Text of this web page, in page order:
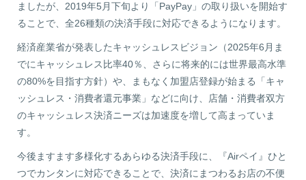
ましたが、2019年5月下旬より「PayPay」の取り扱いを開始す
ることで、全26種類の決済手段に対応できるようになります。
経済産業省が発表したキャッシュレスビジョン（2025年6月ま
でにキャッシュレス比率40％、さらに将来的には世界最高水準
の80%を目指す方針）や、まもなく加盟店登録が始まる「キャ
ッシュレス・消費者還元事業」などに向け、店舗・消費者双方
のキャッシュレス決済ニーズは加速度を増して高まっていま
す。
今後ますます多様化するあらゆる決済手段に、『Airペイ』ひと
つでカンタンに対応できることで、決済にまつわるお店の不便